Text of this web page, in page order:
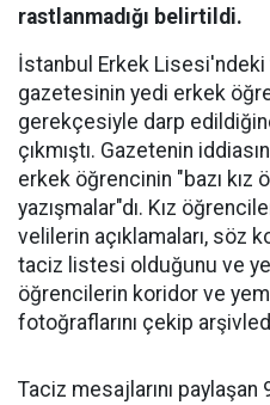
rastlanmadığı belirtildi.
İstanbul Erkek Lisesi'ndeki
gazetesinin yedi erkek
gerekçesiyle darp
çıkmıştı. Gazetenin
erkek öğrencinin "bazı kız
yazışmalar"dı. Kız
velilerin açıklamaları, söz
taciz listesi olduğunu ve
öğrencilerin koridor ve
fotoğraflarını çekip
Taciz mesajlarını